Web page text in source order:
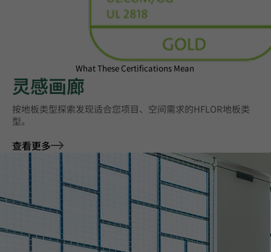
What These Certifications Mean
灵感画廊
按地板类型探索‌发现适合您项目、空间需求的HFLOR地板类
型。
查看更多